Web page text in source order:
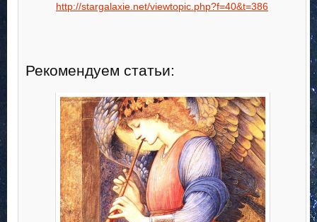
http://stargalaxie.net/viewtopic.php?f=40&t=386
Рекомендуем статьи: